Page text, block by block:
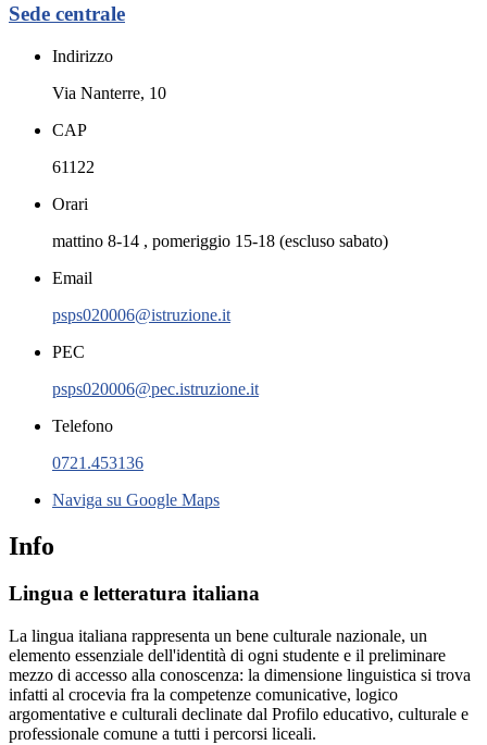
Sede centrale
Indirizzo
Via Nanterre, 10
CAP
61122
Orari
mattino 8-14 , pomeriggio 15-18 (escluso sabato)
Email
psps020006@istruzione.it
PEC
psps020006@pec.istruzione.it
Telefono
0721.453136
Naviga su Google Maps
Info
Lingua e letteratura italiana
La lingua italiana rappresenta un bene culturale nazionale, un
elemento essenziale dell'identità di ogni studente e il preliminare
mezzo di accesso alla conoscenza: la dimensione linguistica si trova
infatti al crocevia fra la competenze comunicative, logico
argomentative e culturali declinate dal Profilo educativo, culturale e
professionale comune a tutti i percorsi liceali.